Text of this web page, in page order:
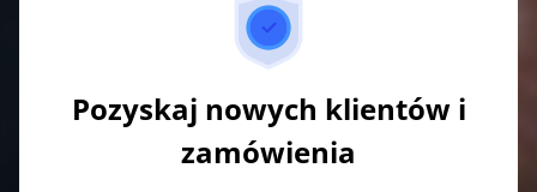
Pozyskaj nowych klientów i
zamówienia